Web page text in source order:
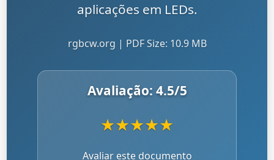
aplicações em LEDs.
rgbcw.org | PDF Size: 10.9 MB
Avaliação: 4.5/5
★★★★★
Avaliar este documento